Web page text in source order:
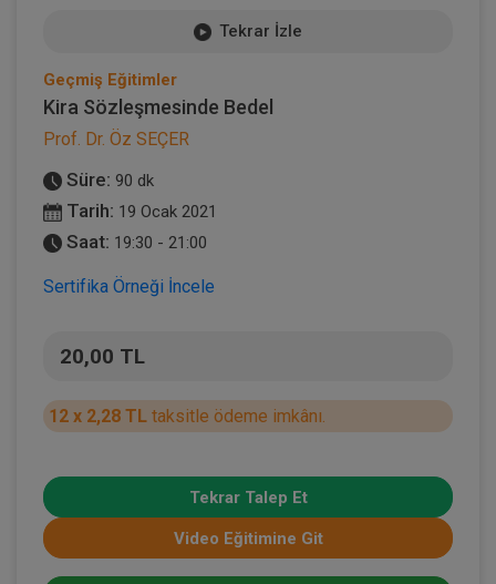
Tekrar İzle
Geçmiş Eğitimler
Kira Sözleşmesinde Bedel
Prof. Dr. Öz SEÇER
Süre: 90 dk
Tarih: 19 Ocak 2021
Saat: 19:30 - 21:00
Sertifika Örneği İncele
20,00 TL
12 x 2,28 TL taksitle ödeme imkânı.
Tekrar Talep Et
Video Eğitimine Git